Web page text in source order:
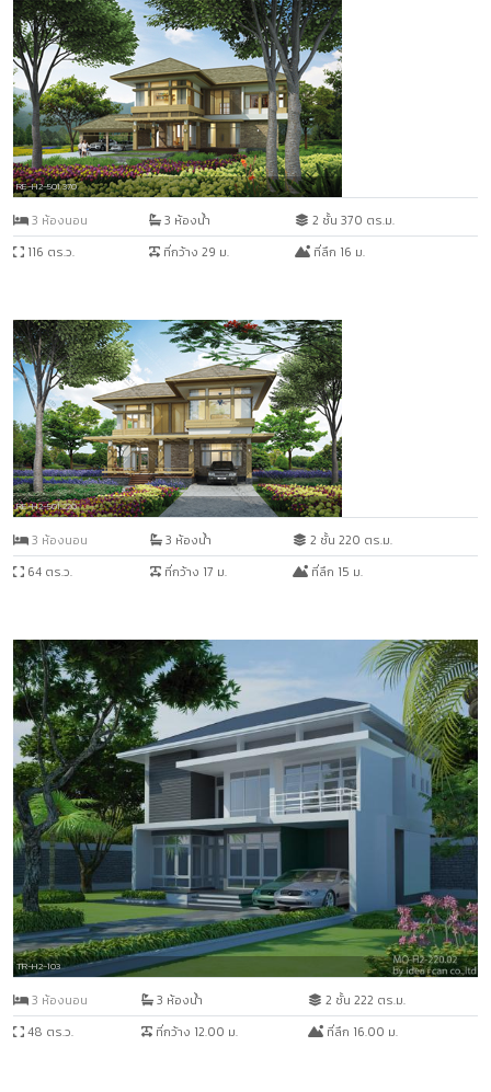
RE-H2-501.370
3 ห้องนอน 3 ห้องน้ำ
2 ชั้น 370 ตร.ม.
116 ตร.ว.
ที่กว้าง 29 ม. ที่ลึก 16 ม.
RE-H2-501.220
3 ห้องนอน 3 ห้องน้ำ
2 ชั้น 220 ตร.ม.
64 ตร.ว.
ที่กว้าง 17 ม. ที่ลึก 15 ม.
TR-H2-103
3 ห้องนอน 3 ห้องน้ำ
2 ชั้น 222 ตร.ม.
48 ตร.ว.
ที่กว้าง 12.00 ม. ที่ลึก 16.00 ม.